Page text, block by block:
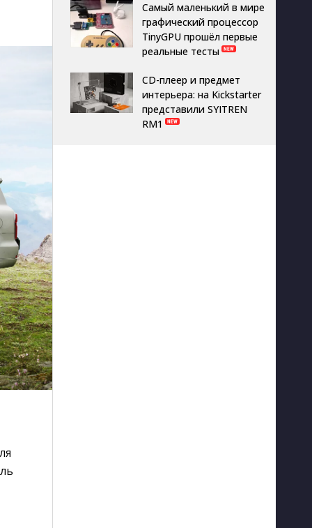
Самый маленький в мире
графический процессор
TinyGPU прошёл первые
реальные тесты
CD-плеер и предмет
интерьера: на Kickstarter
представили SYITREN
RM1